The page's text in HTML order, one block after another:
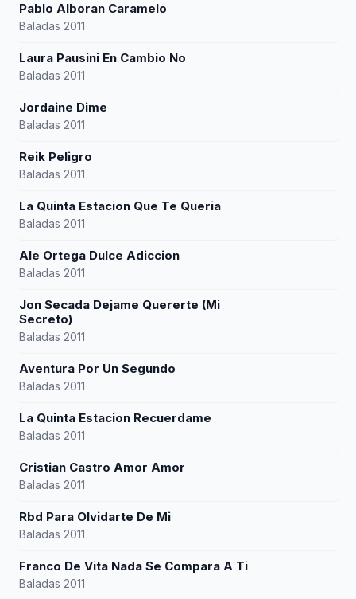
Pablo Alboran Caramelo
Baladas 2011
Laura Pausini En Cambio No
Baladas 2011
Jordaine Dime
Baladas 2011
Reik Peligro
Baladas 2011
La Quinta Estacion Que Te Queria
Baladas 2011
Ale Ortega Dulce Adiccion
Baladas 2011
Jon Secada Dejame Quererte (Mi
Secreto)
Baladas 2011
Aventura Por Un Segundo
Baladas 2011
La Quinta Estacion Recuerdame
Baladas 2011
Cristian Castro Amor Amor
Baladas 2011
Rbd Para Olvidarte De Mi
Baladas 2011
Franco De Vita Nada Se Compara A Ti
Baladas 2011